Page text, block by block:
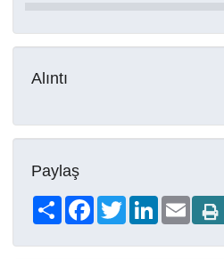
Alıntı
Paylaş
Share FacebookTwitterLinkedIn
Email